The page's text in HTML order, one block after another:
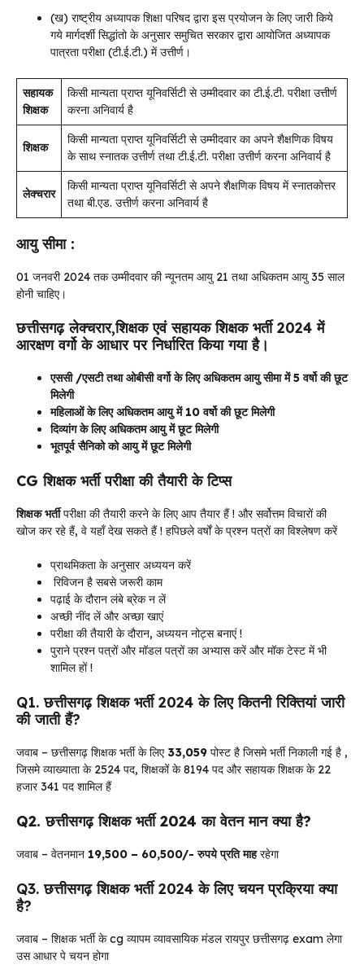
(ख) राष्ट्रीय अध्यापक शिक्षा परिषद द्वारा इस प्रयोजन के लिए जारी किये
गये मार्गदर्शी सिद्धांतो के अनुसार समुचित सरकार द्वारा आयोजित अध्यापक
पात्रता परीक्षा (टी.ई.टी.) में उत्तीर्ण।
सहायक
शिक्षक
किसी मान्यता प्राप्त यूनिवर्सिटी से उम्मीदवार का टी.ई.टी. परीक्षा उत्तीर्ण
करना अनिवार्य है
शिक्षक
किसी मान्यता प्राप्त यूनिवर्सिटी से उम्मीदवार का अपने शैक्षणिक विषय
के साथ स्नातक उत्तीर्ण तथा टी.ई.टी. परीक्षा उत्तीर्ण करना अनिवार्य है
लेक्चरार
किसी मान्यता प्राप्त यूनिवर्सिटी से अपने शैक्षणिक विषय में स्नातकोत्तर
तथा बी.एड. उत्तीर्ण करना अनिवार्य है
आयु सीमा :
01 जनवरी 2024 तक उम्मीदवार की न्यूनतम आयु 21 तथा अधिकतम आयु 35 साल
होनी चाहिए।
छत्तीसगढ़ लेक्चरार,शिक्षक एवं सहायक शिक्षक भर्ती 2024 में
आरक्षण वर्गो के आधार पर निर्धारित किया गया है।
एससी /एसटी तथा ओबीसी वर्गो के लिए अधिकतम आयु सीमा में 5 वर्षो की छूट
मिलेगी
महिलाओं के लिए अधिकतम आयु में 10 वर्षो की छूट मिलेगी
दिव्यांग के लिए अधिकतम आयु में छूट मिलेगी
भूतपूर्व सैनिको को आयु में छूट मिलेगी
CG शिक्षक भर्ती परीक्षा की तैयारी के टिप्स
शिक्षकभर्तीपरीक्षा की तैयारी करने के लिए आप तैयार हैं ! और सर्वोत्तम विचारों की
खोज कर रहे हैं, वे यहाँ देख सकते हैं ! हपिछले वर्षों के प्रश्न पत्रों का विश्लेषण करें
प्राथमिकता के अनुसार अध्ययन करें
रिविजन है सबसे जरूरी काम
पढ़ाई के दौरान लंबे ब्रेक न लें
अच्छी नींद लें और अच्छा खाएं
परीक्षा की तैयारी के दौरान, अध्ययन नोट्स बनाएं !
पुराने प्रश्न पत्रों और मॉडल पत्रों का अभ्यास करें और मॉक टेस्ट में भी
शामिल हों !
Q1. छत्तीसगढ़ शिक्षक भर्ती 2024 के लिए कितनी रिक्तियां जारी
की जाती हैं?
जवाब – छत्तीसगढ़ शिक्षक भर्ती के लिए 33,059 पोस्ट है जिसमे भर्ती निकाली गई है ,
जिसमे व्याख्याता के 2524 पद, शिक्षकों के 8194 पद और सहायक शिक्षक के 22
हजार 341 पद शामिल हैं
Q2. छत्तीसगढ़ शिक्षक भर्ती 2024 का वेतन मान क्या है?
जवाब – वेतनमान 19,500 – 60,500/- रुपये प्रति माहरहेगा
Q3. छत्तीसगढ़ शिक्षक भर्ती 2024 के लिए चयन प्रक्रिया क्या
है?
जवाब – शिक्षक भर्ती के cg व्यापम व्यावसायिक मंडल रायपुर छत्तीसगढ़ exam लेगा
उस आधार पे चयन होगा